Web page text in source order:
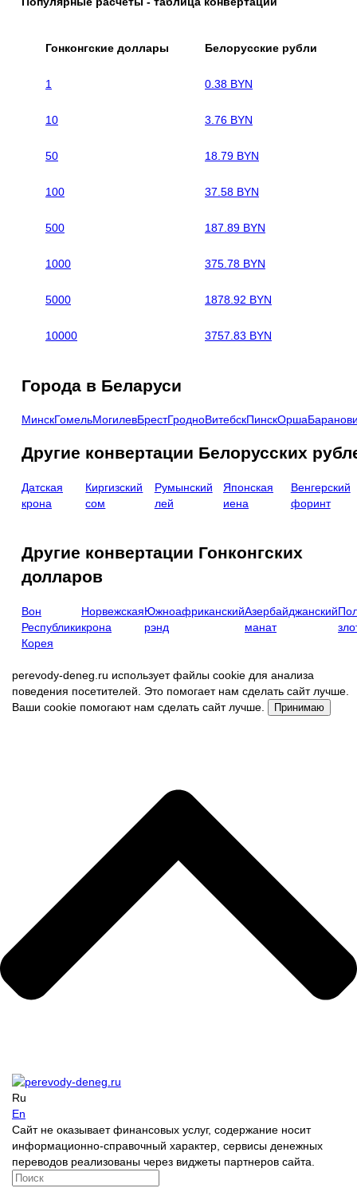
Гонконгские доллары Белорусские рубли
1 0.38 BYN
10 3.76 BYN
50 18.79 BYN
100 37.58 BYN
500 187.89 BYN
1000 375.78 BYN
5000 1878.92 BYN
10000 3757.83 BYN
Города в Беларуси
МинскГомельМогилевБрестГродноВитебскПинскОрша
Другие конвертации Белорусских
Датская
крона
Киргизский
сом
Румынский
лей
Японская
иена
Венгерский
форинт
Другие конвертации Гонконгских
долларов
Вон
Республики
Корея
Норвежская
крона
Южноафриканский
рэнд
Азербайджанский
манат
perevody-deneg.ru использует файлы cookie для анализа
поведения посетителей. Это помогает нам сделать сайт лучше.
Ваши cookie помогают нам сделать сайт лучше.
Принимаю
Ru
En
Сайт не оказывает финансовых услуг, содержание носит
информационно-справочный характер, сервисы денежных
переводов реализованы через виджеты партнеров сайта.